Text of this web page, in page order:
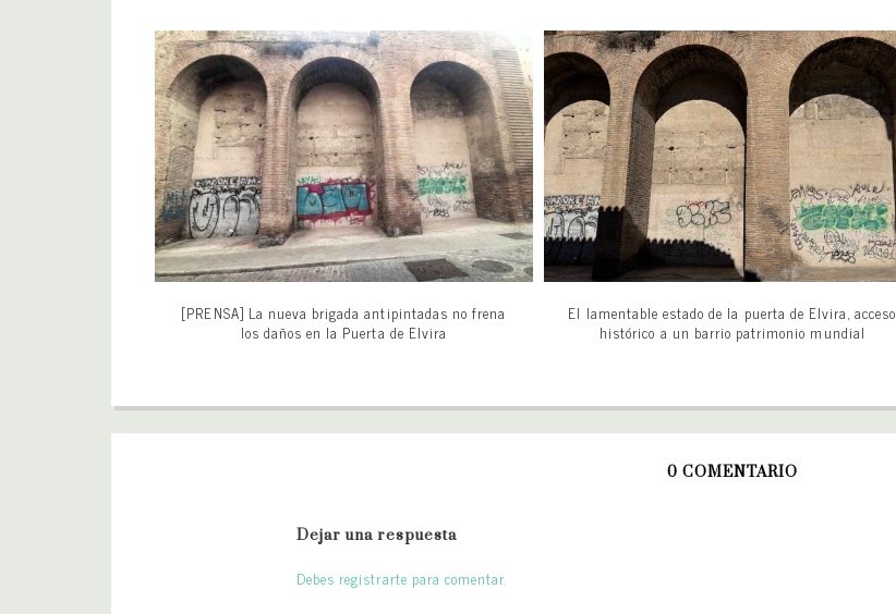
[PRENSA] La nueva brigada antipintadas no frena
los daños en la Puerta de Elvira
El lamentable estado de la puerta de Elvira, acceso
histórico a un barrio patrimonio mundial
0 COMENTARIO
Dejar una respuesta
Debes registrarte para comentar.